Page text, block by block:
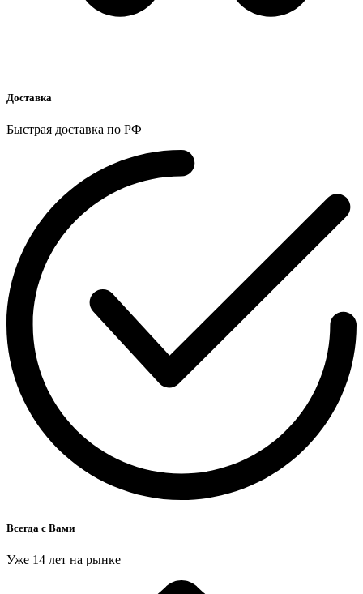
Доставка
Быстрая доставка по РФ
Всегда с Вами
Уже 14 лет на рынке